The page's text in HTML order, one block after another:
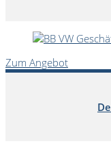
Zum Angebot